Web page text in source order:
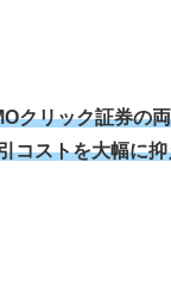
クリック証券の
コストを大幅に